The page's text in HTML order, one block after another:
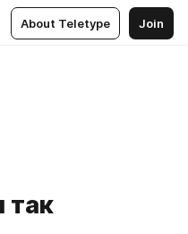
About Teletype Join
так